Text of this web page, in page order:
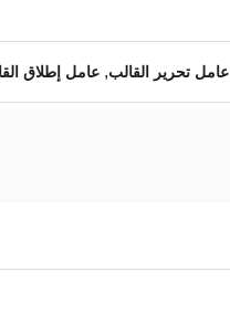
عامل تحرير القالب, عامل إطلاق